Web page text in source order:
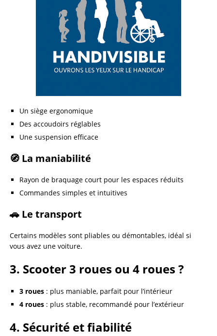
Un siège ergonomique
Des accoudoirs réglables
Une suspension efficace
🧭 La maniabilité
Rayon de braquage court pour les espaces réduits
Commandes simples et intuitives
🚗 Le transport
Certains modèles sont pliables ou démontables, idéal si
vous avez une voiture.
3. Scooter 3 roues ou 4 roues ?
3 roues : plus maniable, parfait pour l’intérieur
4 roues : plus stable, recommandé pour l’extérieur
4. Sécurité et fiabilité